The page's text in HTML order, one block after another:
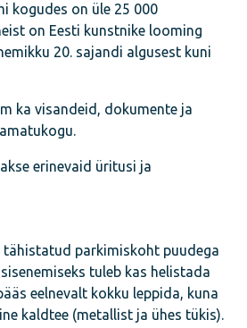
kogudes on üle 25 000
on Eesti kunstnike looming
20. sajandi algusest kuni
ka visandeid, dokumente ja
erinevaid üritusi ja
tähistatud parkimiskoht puudega
tuleb kas helistada
eelnevalt kokku leppida, kuna
kaldtee (metallist ja ühes tükis).